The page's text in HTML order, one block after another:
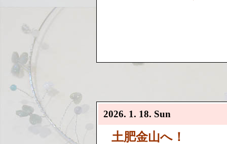
2026. 1. 18. Sun
土肥金山へ！